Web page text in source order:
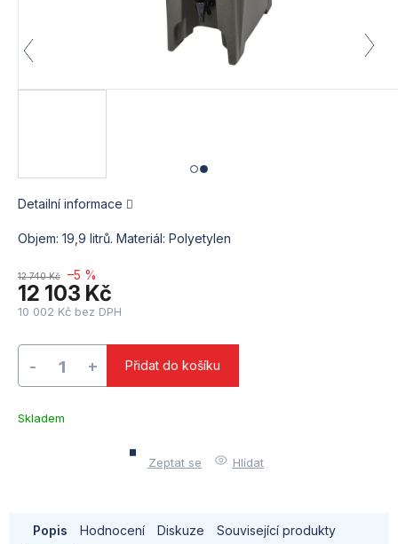
12 740 Kč –5 %
12 103 Kč
10 002 Kč bez DPH
cena:
Skladem
Přidat do košíku
Objem: 19,9 litrů. Materiál: Polyetylen
Detailní informace
Zeptat se Hlídat
Popis Hodnocení Diskuze Související produkty